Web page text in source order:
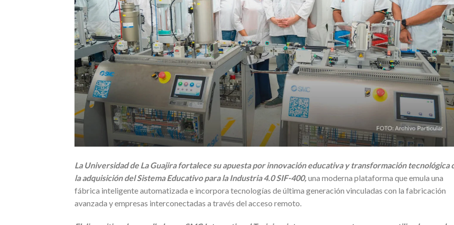
La Universidad de La Guajira fortalece su apuesta por innovación educativa y transformación tecnológica
la adquisición del Sistema Educativo para la Industria 4.0 SIF-400,una moderna plataforma que emula una
fábrica inteligente automatizada e incorpora tecnologías de última generación vinculadas con la fabricación
avanzada y empresas interconectadas a través del acceso remoto.